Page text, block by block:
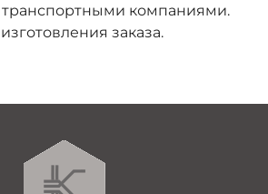
транспортными компаниями.
заказа.